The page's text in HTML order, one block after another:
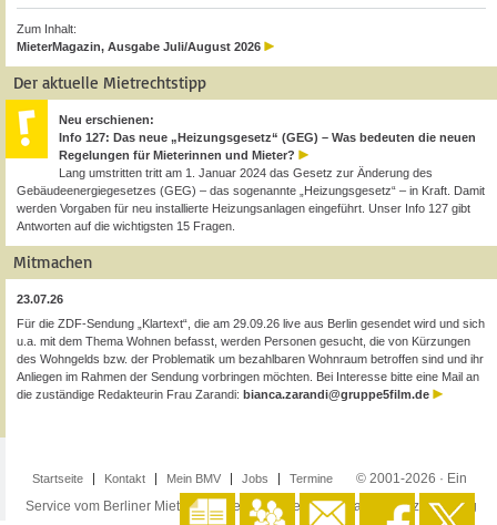
Zum Inhalt:
MieterMagazin, Ausgabe Juli/August 2026
Der aktuelle Mietrechtstipp
Neu erschienen:
Info 127: Das neue „Heizungsgesetz“ (GEG) – Was bedeuten die neuen
Regelungen für Mieterinnen und Mieter?
Lang umstritten tritt am 1. Januar 2024 das Gesetz zur Änderung des
Gebäudeenergiegesetzes (GEG) – das sogenannte „Heizungsgesetz“ – in Kraft. Damit
werden Vorgaben für neu installierte Heizungsanlagen eingeführt. Unser Info 127 gibt
Antworten auf die wichtigsten 15 Fragen.
Mitmachen
23.07.26
Für die ZDF-Sendung „Klartext“, die am 29.09.26 live aus Berlin gesendet wird und sich
u.a. mit dem Thema Wohnen befasst, werden Personen gesucht, die von Kürzungen
des Wohngelds bzw. der Problematik um bezahlbaren Wohnraum betroffen sind und ihr
Anliegen im Rahmen der Sendung vorbringen möchten. Bei Interesse bitte eine Mail an
die zuständige Redakteurin Frau Zarandi: bianca.zarandi@gruppe5film.de
Startseite Kontakt Mein BMV Jobs Termine
© 2001-2026 · Ein
Service vom Berliner Mieterverein e.V. ·Impressum·Datenschutzerklärung